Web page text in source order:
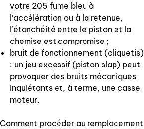
votre 205 fume bleu à
l’accélération ou à la retenue,
l’étanchéité entre le piston et la
chemise est compromise ;
bruit de fonctionnement (cliquetis)
: un jeu excessif (piston slap) peut
provoquer des bruits mécaniques
inquiétants et, à terme, une casse
moteur.
Comment procéder au remplacement